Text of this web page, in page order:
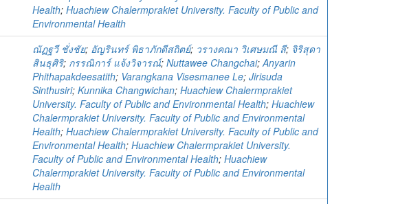
Health; Huachiew Chalermprakiet University. Faculty of Public and
Environmental Health
ณัฏฐวี ชั่งชัย; อัญรินทร์ พิธาภักดีสถิตย์; วรางคณา วิเศษมณี ลี; จิริสุดา
สินธุศิริ; กรรณิการ์ แจ้งวิจารณ์; Nuttawee Changchai;Anyarin
Phithapakdeesatith; Varangkana Visesmanee Le; Jirisuda
Sinthusiri; Kunnika Changwichan; Huachiew Chalermprakiet
University. Faculty of Public and Environmental Health; Huachiew
Chalermprakiet University. Faculty of Public and Environmental
Health; Huachiew Chalermprakiet University. Faculty of Public and
Environmental Health; Huachiew Chalermprakiet University.
Faculty of Public and Environmental Health; Huachiew
Chalermprakiet University. Faculty of Public and Environmental
Health